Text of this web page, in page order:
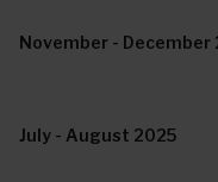
November - December
July - August 2025